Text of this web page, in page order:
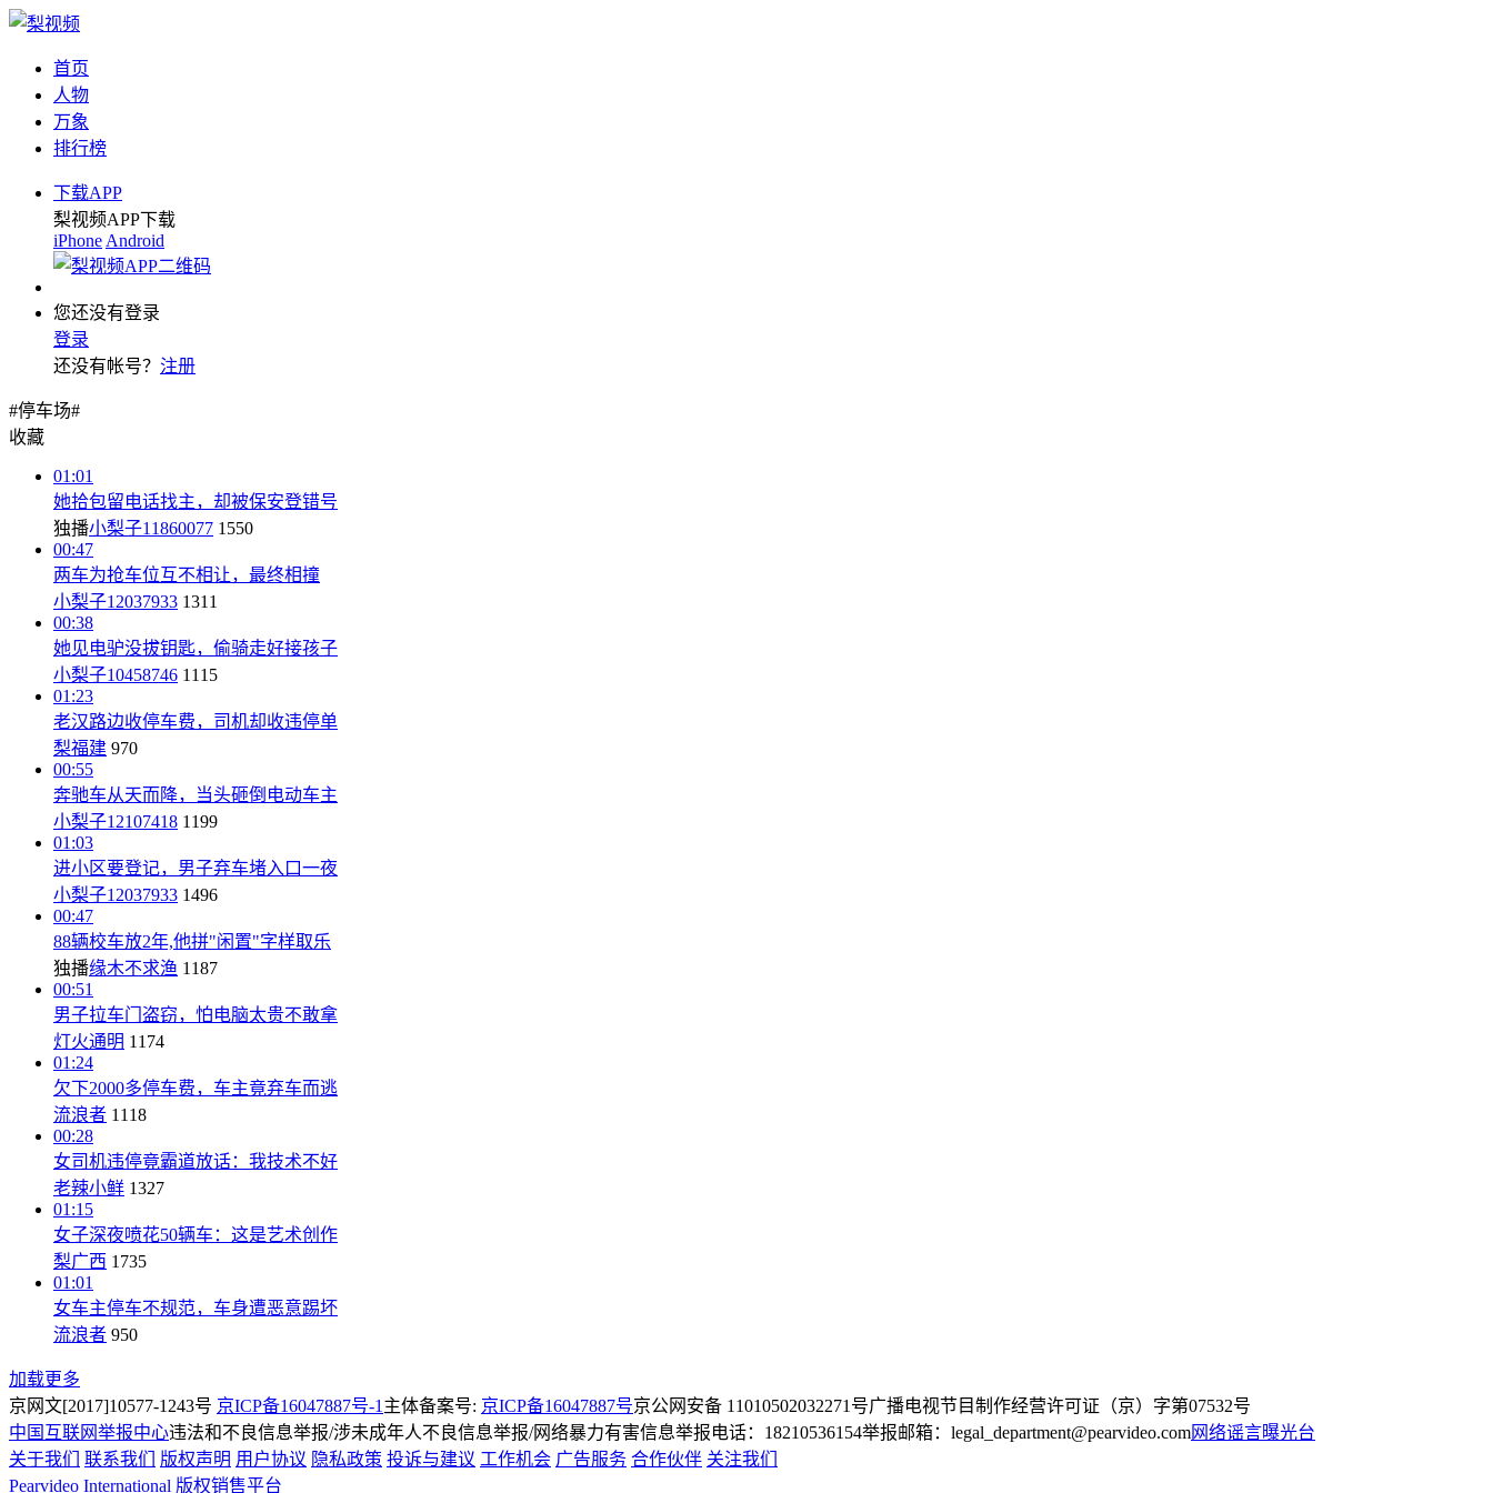
首页
人物
万象
排行榜
下载APP
梨视频APP下载
iPhone Android
您还没有登录
登录
还没有帐号？ 注册
#停车场#
收藏
01:01
她拾包留电话找主，却被保安登错号
独播小梨子11860077 1550
00:47
两车为抢车位互不相让，最终相撞
小梨子12037933 1311
00:38
她见电驴没拔钥匙，偷骑走好接孩子
小梨子10458746 1115
01:23
老汉路边收停车费，司机却收违停单
梨福建 970
00:55
奔驰车从天而降，当头砸倒电动车主
小梨子12107418 1199
01:03
进小区要登记，男子弃车堵入口一夜
小梨子12037933 1496
00:47
88辆校车放2年,他拼"闲置"字样取乐
独播缘木不求渔 1187
00:51
男子拉车门盗窃，怕电脑太贵不敢拿
灯火通明 1174
01:24
欠下2000多停车费，车主竟弃车而逃
流浪者 1118
00:28
女司机违停竟霸道放话：我技术不好
老辣小鲜 1327
01:15
女子深夜喷花50辆车：这是艺术创作
梨广西 1735
01:01
女车主停车不规范，车身遭恶意踢坏
流浪者 950
加载更多
京网文[2017]10577-1243号 京ICP备16047887号-1 主体备案号: 京ICP备16047887号京公网安备 11010502032271号广播电视节目制作经营许可证（京）字第07532号
中国互联网举报中心违法和不良信息举报/涉未成年人不良信息举报/网络暴力有害信息举报电话：18210536154举报邮箱：legal_department@pearvideo.com网络谣言曝光台
关于我们
联系我们 版权声明 用户协议 隐私政策 投诉与建议 工作机会 广告服务 合作伙伴 关注我们
Pearvideo International 版权销售平台